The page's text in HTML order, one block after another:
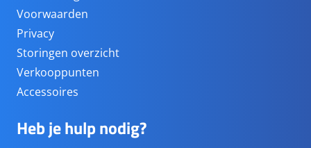
Voorwaarden
Privacy
Storingen overzicht
Verkooppunten
Accessoires
Heb je hulp nodig?